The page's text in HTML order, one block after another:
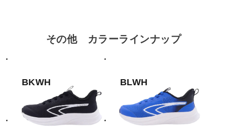
その他 カラーラインナップ
BKWH BLWH